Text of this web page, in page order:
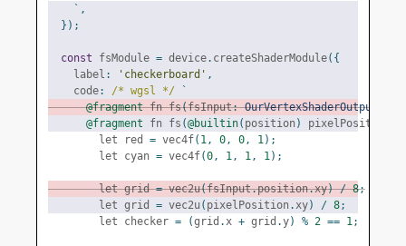
`,
});
const fsModule = device. createShaderModule({
    label
: 'checkerboard' ,
    code
: /* wgsl */
`
@fragment fn fs(fsInput: OurVertexShaderOutput
@fragment fn fs (@builtin( position ) pixelPosition
        let red
= vec4f( 1 , 0 , 0 , 1 );
        let cyan
= vec4f(0 , 1 , 1 , 1 );
        let grid
= vec2u(fsInput.position.xy) / 8;
        let grid
= vec2u ( pixelPosition . xy) / 8;
        let checker
= (grid . x + grid .y) % 2 == 1 ;